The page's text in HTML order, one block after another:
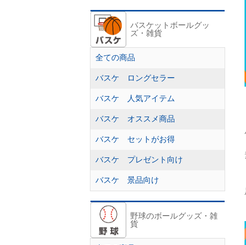
バスケットボールグッ
ズ・雑貨
全ての商品
バスケ ロングセラー
バスケ 人気アイテム
バスケ オススメ商品
バスケ セットがお得
バスケ プレゼント向け
バスケ 景品向け
野球のボールグッズ・雑
貨